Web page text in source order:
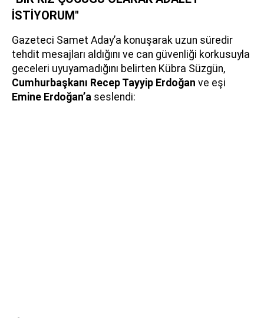
İSTİYORUM"
Gazeteci Samet Aday’a konuşarak uzun süredir
tehdit mesajları aldığını ve can güvenliği korkusuyla
geceleri uyuyamadığını belirten Kübra Süzgün,
Cumhurbaşkanı Recep Tayyip Erdoğan ve eşi
Emine Erdoğan’a seslendi: